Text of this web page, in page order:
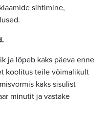
sihtimine,
ja lõpeb kaks päeva enne
koolitus teile võimalikult
kaks sisulist
minutit ja vastake